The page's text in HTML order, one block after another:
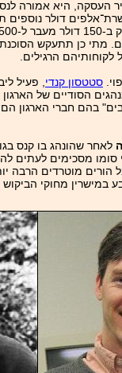
היא אמורה
למכירת בית אחר "בזול", שיכניס
הרגילים.
סטטסון קנדי , פעיל
הסודיים של
בהם חברי הארגון
לאחר שהונהג בו קנס
מסכימים לעתים
מוטרדים
מחוקי